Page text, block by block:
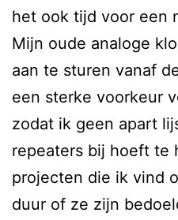
het ook tijd voor een
Mijn oude analoge
aan te sturen vanaf
een sterke voorkeur
zodat ik geen apart
repeaters bij hoeft te
projecten die ik vind
duur of ze zijn